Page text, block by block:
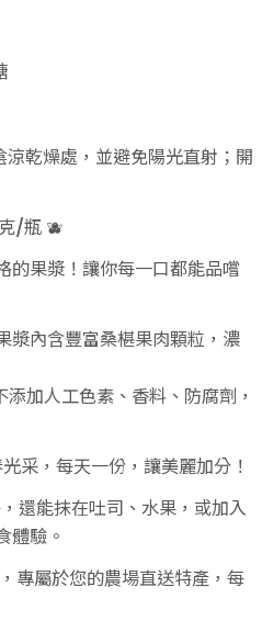
乾燥處，並避免陽光直射；開
/瓶 🫐
的果漿！讓你每一口都能品嚐
漿內含豐富桑椹果肉顆粒，濃
加人工色素、香料、防腐劑，
采，每天一份，讓美麗加分！
還能抹在吐司、水果，或加入
體驗。
專屬於您的農場直送特產，每